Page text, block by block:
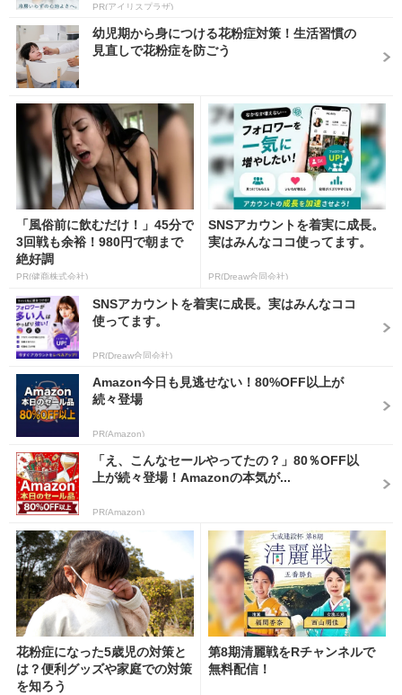
PR(アイリスプラザ)
幼児期から身につける花粉症対策！生活習慣の
見直しで花粉症を防ごう
「風俗前に飲むだけ！」45分で
3回戦も余裕！980円で朝まで
絶好調
PR(健商株式会社)
SNSアカウントを着実に成長。
実はみんなココ使ってます。
PR(Dreaw合同会社)
SNSアカウントを着実に成長。実はみんなココ
使ってます。
PR(Dreaw合同会社)
Amazon今日も見逃せない！80%OFF以上が
続々登場
PR(Amazon)
「え、こんなセールやってたの？」80％OFF以
上が続々登場！Amazonの本気が...
PR(Amazon)
花粉症になった5歳児の対策と
は？便利グッズや家庭での対策
を知ろう
第8期清麗戦をRチャンネルで
無料配信！